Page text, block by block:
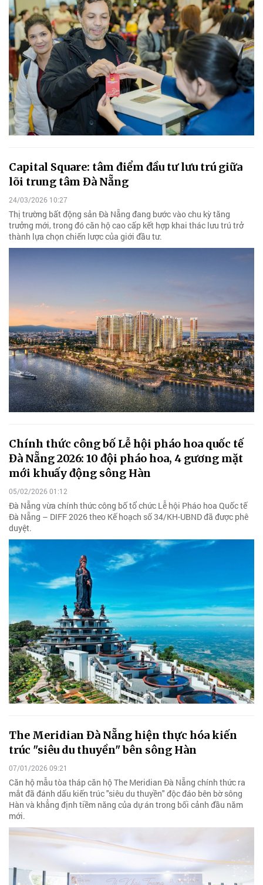
Capital Square: tâm điểm đầu tư lưu trú giữa
lõi trung tâm Đà Nẵng
24/03/2026 10:27
Thị trường bất động sản Đà Nẵng đang bước vào chu kỳ tăng
trưởng mới, trong đó căn hộ cao cấp kết hợp khai thác lưu trú trở
thành lựa chọn chiến lược của giới đầu tư.
Chính thức công bố Lễ hội pháo hoa quốc tế
Đà Nẵng 2026: 10 đội pháo hoa, 4 gương mặt
mới khuấy động sông Hàn
05/02/2026 01:12
Đà Nẵng vừa chính thức công bố tổ chức Lễ hội Pháo hoa Quốc tế
Đà Nẵng – DIFF 2026 theo Kế hoạch số 34/KH-UBND đã được phê
duyệt.
The Meridian Đà Nẵng hiện thực hóa kiến
trúc "siêu du thuyền" bên sông Hàn
07/01/2026 09:21
Căn hộ mẫu tòa tháp căn hộ The Meridian Đà Nẵng chính thức ra
mắt đã đánh dấu kiến trúc "siêu du thuyền" độc đáo bên bờ sông
Hàn và khẳng định tiềm năng của dự án trong bối cảnh đầu năm
mới.